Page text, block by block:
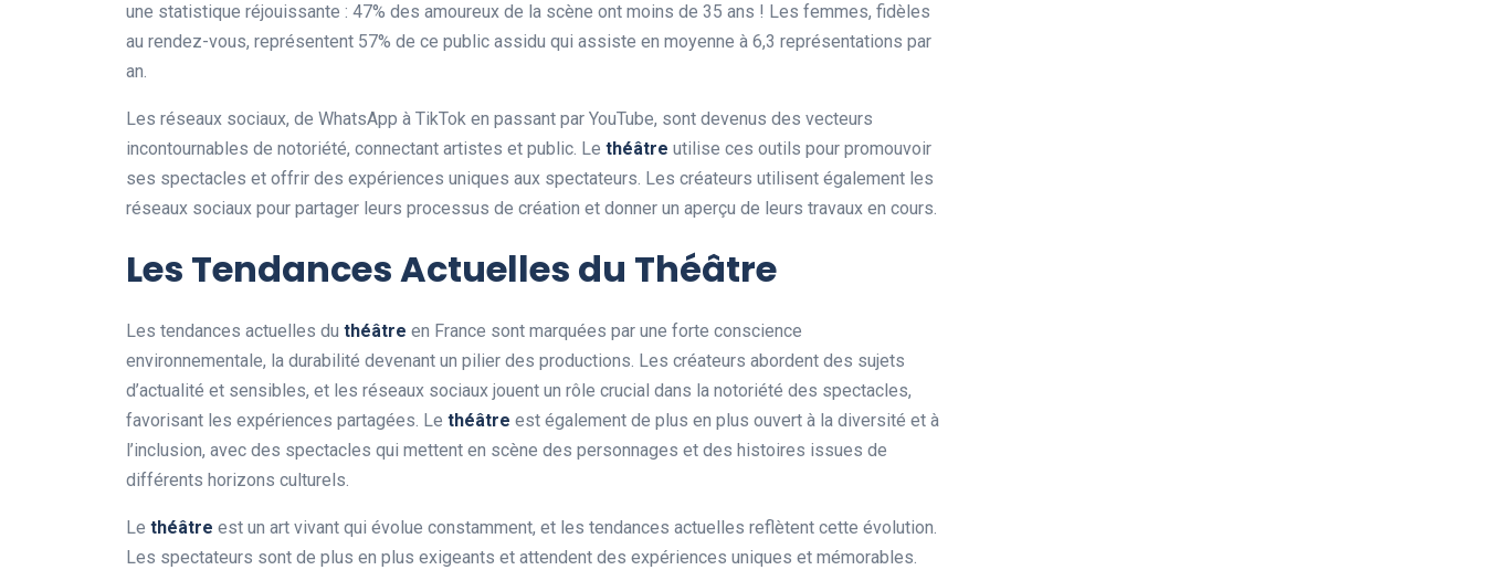
une statistique réjouissante : 47% des amoureux de la scène ont moins de 35 ans ! Les femmes, fidèles
au rendez-vous, représentent 57% de ce public assidu qui assiste en moyenne à 6,3 représentations par
an.
Les réseaux sociaux, de WhatsApp à TikTok en passant par YouTube, sont devenus des vecteurs
incontournables de notoriété, connectant artistes et public. Le théâtre utilise ces outils pour promouvoir
ses spectacles et offrir des expériences uniques aux spectateurs. Les créateurs utilisent également les
réseaux sociaux pour partager leurs processus de création et donner un aperçu de leurs travaux en cours.
Les Tendances Actuelles du Théâtre
Les tendances actuelles du théâtre en France sont marquées par une forte conscience
environnementale, la durabilité devenant un pilier des productions. Les créateurs abordent des sujets
d’actualité et sensibles, et les réseaux sociaux jouent un rôle crucial dans la notoriété des spectacles,
favorisant les expériences partagées. Le théâtre est également de plus en plus ouvert à la diversité et à
l’inclusion, avec des spectacles qui mettent en scène des personnages et des histoires issues de
différents horizons culturels.
Le théâtre est un art vivant qui évolue constamment, et les tendances actuelles reflètent cette évolution.
Les spectateurs sont de plus en plus exigeants et attendent des expériences uniques et mémorables.